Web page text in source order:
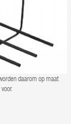
daarom op maat